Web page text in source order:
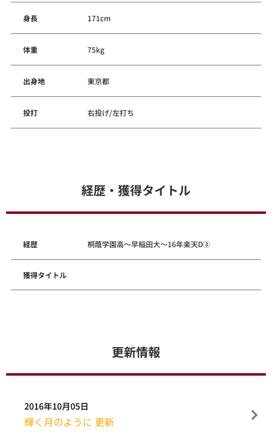
身長 171cm
体重 75kg
出身地 東京都
投打 右投げ/左打ち
経歴・獲得タイトル
経歴 桐蔭学園高～早稲田大～16年楽天D③
獲得タイトル
更新情報
2016年10月05日
輝く月のように 更新